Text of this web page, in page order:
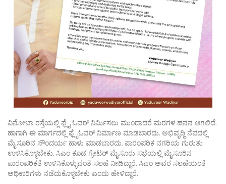
ವಿನೋಬಾ ರಸ್ತೆಯಲ್ಲಿ ಫ್ಲೈ ಓವರ್ ನಿರ್ಮಿಸಲು ಮುಂದಾದರೆ ಮರಗಳ ಹನನ ಆಗಲಿದೆ.
ಹಾಗಾಗಿ ಈ ಮಾರ್ಗದಲ್ಲಿ ಫ್ಲೈಓವರ್ ನಿರ್ಮಾಣ ಮಾಡಬಾರದು. ಅಭಿವೃದ್ಧಿ ನೆಪದಲ್ಲಿ
ಮೈಸೂರಿನ ಸೌಂದರ್ಯ ಹಾಳು ಮಾಡಬಾರದು. ಪಾರಂಪರಿಕ ನಗರಿಯ ಗುರುತು
ಉಳಿಸಿಕೊಳ್ಳಬೇಕು. ಸಿಎಂ ಕೂಡ ಗ್ರೇಟರ್ ಮೈಸೂರು ಸಭೆಯಲ್ಲಿ ಮೈಸೂರಿನ
ಪಾರಂಪರಿಕತೆ ಉಳಿಸಿಕೊಳ್ಳುವಂತೆ ಸಲಹೆ ನೀಡಿದ್ದಾರೆ. ಸಿಎಂ ಅವರ ಸಲಹೆಯಂತೆ
ಅಧಿಕಾರಿಗಳು ನಡೆದುಕೊಳ್ಳಬೇಕು ಎಂದು ಹೇಳಿದ್ದಾರೆ.